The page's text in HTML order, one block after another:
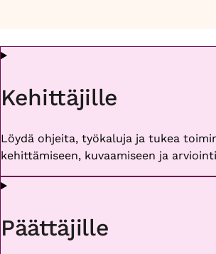
Kehittäjille
Löydä ohjeita, työkaluja ja tukea
kehittämiseen, kuvaamiseen ja
Päättäjille